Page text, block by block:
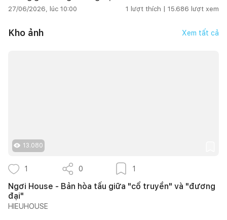
27/06/2026, lúc 10:00 1 lượt thích | 15.686 lượt xem
Kho ảnh Xem tất cả
13.080
1 0 1
Ngơi House - Bản hòa tấu giữa "cổ truyền" và "đương
đại"
HIEUHOUSE